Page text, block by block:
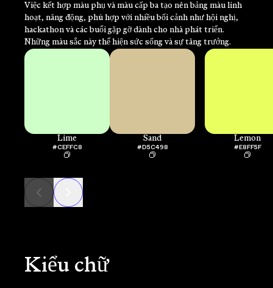
Việc kết hợp màu phụ và màu cấp ba tạo nên bảng màu linh
hoạt, năng động, phù hợp với nhiều bối cảnh như hội nghị,
hackathon và các buổi gặp gỡ dành cho nhà phát triển.
Những màu sắc này thể hiện sức sống và sự tăng trưởng.
Lime
#CEFFC8
Sand
#D5C498
Lemon
#E8FF5F
Kiểu chữ